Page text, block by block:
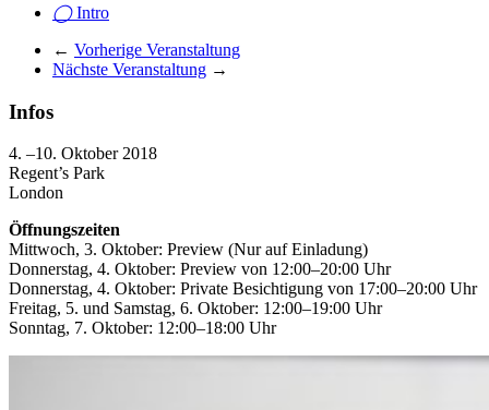
◯Intro
← Vorherige Veranstaltung
Nächste Veranstaltung →
Infos
4. –10. Oktober 2018
Regent’s Park
London
Öffnungszeiten
Mittwoch, 3. Oktober: Preview (Nur auf Einladung)
Donnerstag, 4. Oktober: Preview von 12:00–20:00 Uhr
Donnerstag, 4. Oktober: Private Besichtigung von 17:00–20:00 Uhr
Freitag, 5. und Samstag, 6. Oktober: 12:00–19:00 Uhr
Sonntag, 7. Oktober: 12:00–18:00 Uhr